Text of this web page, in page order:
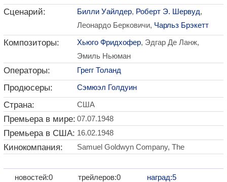
Сценарий: Билли Уайлдер, Роберт Э. Шервуд,
Леонардо Берковичи, Чарльз Брэкетт
Композиторы: Хьюго Фридхофер, Эдгар Де Ланж,
Эмиль Ньюман
Операторы: Грегг Толанд
Продюсеры: Сэмюэл Голдуин
Страна: США
Премьера в мире: 07.07.1948
Премьера в США: 16.02.1948
Кинокомпания: Samuel Goldwyn Company, The
новостей:0
трейлеров:0
наград:5